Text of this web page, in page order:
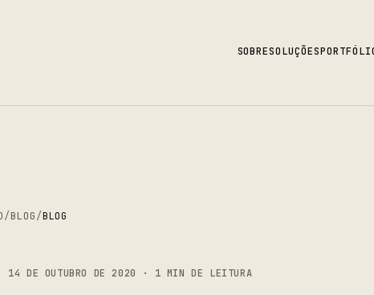
SOBRESOLUÇÕES
/BLOG/BLOG
14 DE OUTUBRO DE 2020 · 1 MIN DE LEITURA